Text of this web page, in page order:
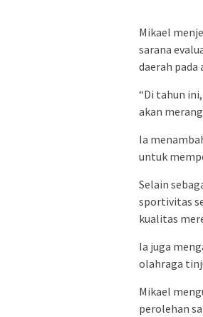
Mikael
sarana
daerah
“Di tahun
akan
Ia
untuk
Selain
sportivitas
kualitas
Ia juga
olahraga
Mikael
perolehan